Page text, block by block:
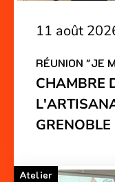
RÉUNION "JE
11 août
CHAMBRE
GRENOBLE
Atelier